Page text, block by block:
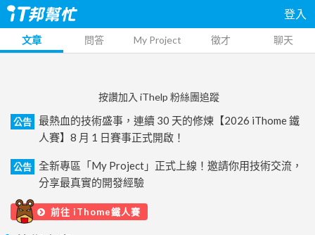
登入
文章 問答 My Project 徵才 聊天
按讚加入 iThelp 粉絲團追蹤
公告
最熱血的技術盛事，連續 30 天的修煉【2026 iThome 鐵
人賽】8 月 1 日賽事正式開啟！
公告
全新專區「My Project」正式上線！邀請你用技術交流，
分享最真實的開發經驗
前往 iThome鐵人賽